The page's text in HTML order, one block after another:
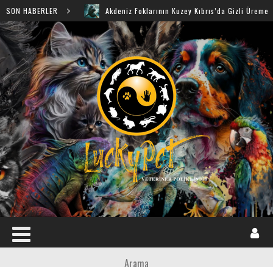
SON HABERLER Akdeniz Foklarının Kuzey Kıbrıs’da Gizli Üreme